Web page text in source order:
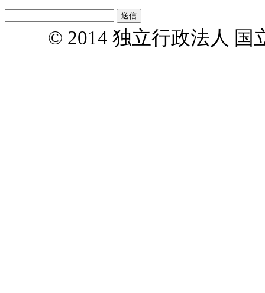
© 2014 独立行政法人 国